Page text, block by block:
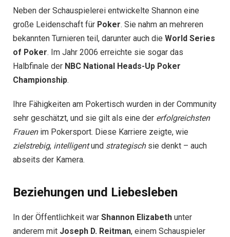
Neben der Schauspielerei entwickelte Shannon eine
große Leidenschaft für Poker. Sie nahm an mehreren
bekannten Turnieren teil, darunter auch die World Series
of Poker. Im Jahr 2006 erreichte sie sogar das
Halbfinale der NBC National Heads-Up Poker
Championship.
Ihre Fähigkeiten am Pokertisch wurden in der Community
sehr geschätzt, und sie gilt als eine der erfolgreichsten
Frauenim Pokersport. Diese Karriere zeigte, wie
zielstrebig, intelligentund strategischsie denkt – auch
abseits der Kamera.
Beziehungen und Liebesleben
In der Öffentlichkeit war Shannon Elizabeth unter
anderem mit Joseph D. Reitman, einem Schauspieler